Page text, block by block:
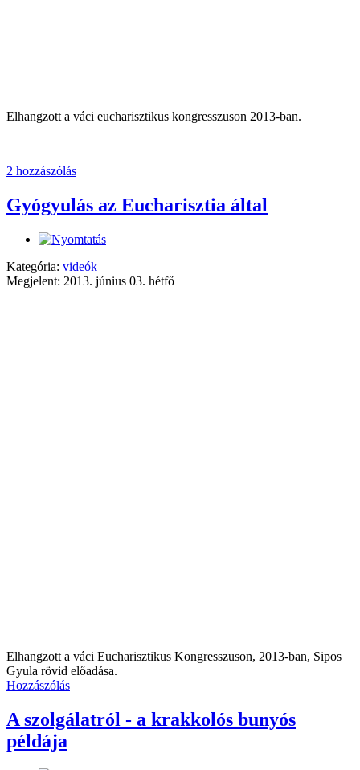
Elhangzott a váci eucharisztikus kongresszuson 2013-ban.
2 hozzászólás
Gyógyulás az Eucharisztia által
Kategória: videók
Megjelent: 2013. június 03. hétfő
Elhangzott a váci Eucharisztikus Kongresszuson, 2013-ban, Sipos
Gyula rövid előadása.
Hozzászólás
A szolgálatról - a krakkolós bunyós
példája